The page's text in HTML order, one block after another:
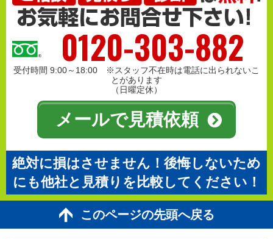
0120-303-882
受付時間 9:00～18:00 ※スタッフ不在時は電話に出られないこ
とがあります
（日曜定休）
メールで見積依頼
絶対に損はさせません！後悔しないため
にも他社と見積りを比較してください！
このページの先頭へ戻る